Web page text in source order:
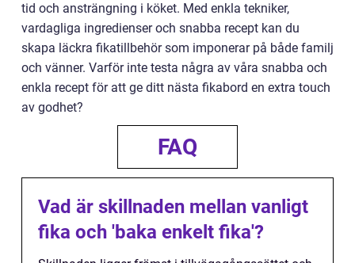
tid och ansträngning i köket. Med enkla tekniker,
vardagliga ingredienser och snabba recept kan du
skapa läckra fikatillbehör som imponerar på både familj
och vänner. Varför inte testa några av våra snabba och
enkla recept för att ge ditt nästa fikabord en extra touch
av godhet?
FAQ
Vad är skillnaden mellan vanligt
fika och 'baka enkelt fika'?